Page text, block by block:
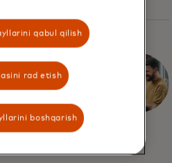
qabul qilish
rad etish
boshqarish